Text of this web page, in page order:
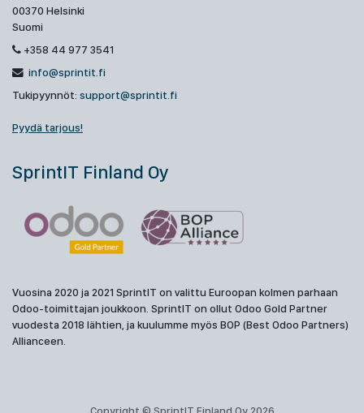
00370 Helsinki
Suomi
+358 44 977 3541
info@sprintit.fi
Tukipyynnöt: support@sprintit.fi
Pyydä tarjous!
SprintIT Finland Oy
Vuosina 2020 ja 2021 SprintIT on valittu Euroopan kolmen parhaan
Odoo-toimittajan joukkoon. SprintIT on ollut Odoo Gold Partner
vuodesta 2018 lähtien, ja kuulumme myös BOP (Best Odoo Partners)
Allianceen.
Copyright © SprintIT Finland Oy 2026